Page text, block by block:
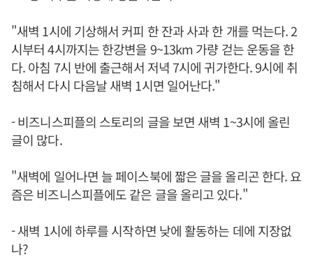
"새벽 1시에 기상해서 커피 한 잔과 사과 한 개를 먹는다. 2
시부터 4시까지는 한강변을 9~13km 가량 걷는 운동을 한
다. 아침 7시 반에 출근해서 저녁 7시에 귀가한다. 9시에 취
침해서 다시 다음날 새벽 1시면 일어난다."
- 비즈니스피플의 스토리의 글을 보면 새벽 1~3시에 올린
글이 많다.
"새벽에 일어나면 늘 페이스북에 짧은 글을 올리곤 한다. 요
즘은 비즈니스피플에도 같은 글을 올리고 있다."
- 새벽 1시에 하루를 시작하면 낮에 활동하는 데에 지장없
나?